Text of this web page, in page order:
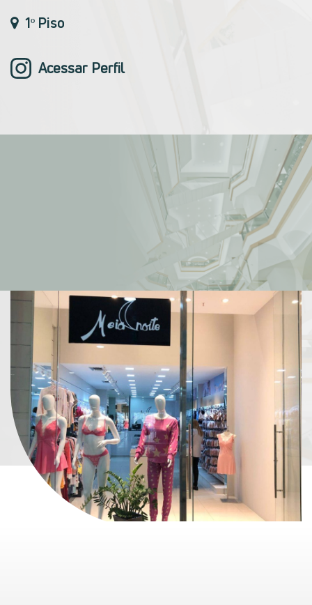
1º Piso
Acessar Perfil